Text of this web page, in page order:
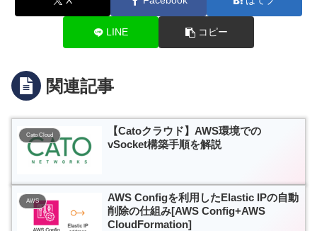
LINE コピー
関連記事
Cato Cloud
【Catoクラウド】AWS環境での
vSocket構築手順を解説
AWS
AWS Configを利用したElastic IPの自動
削除の仕組み[AWS Config+AWS
CloudFormation]